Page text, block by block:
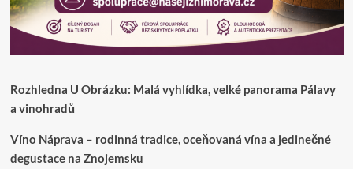
Rozhledna U Obrázku: Malá vyhlídka, velké panorama Pálavy
a vinohradů
Víno Náprava – rodinná tradice, oceňovaná vína a jedinečné
degustace na Znojemsku